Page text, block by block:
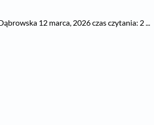
12 marca, 2026 czas czytania: 2 ...